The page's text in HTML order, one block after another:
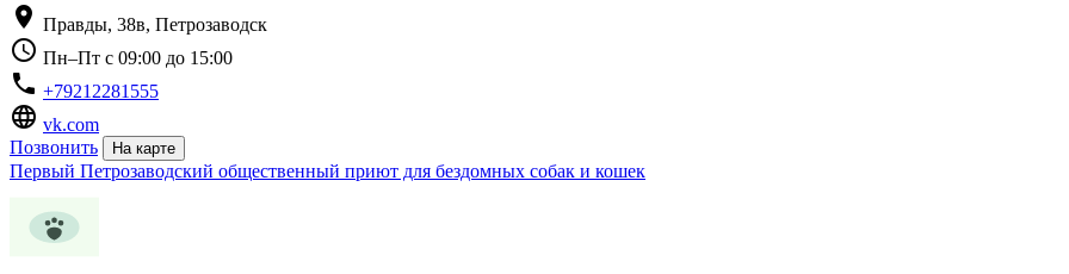
location_on Правды, 38в, Петрозаводск
schedule Пн–Пт с 09:00 до 15:00
phone +79212281555
language vk.com
Позвонить
На карте
Первый Петрозаводский общественный приют для бездомных собак и кошек